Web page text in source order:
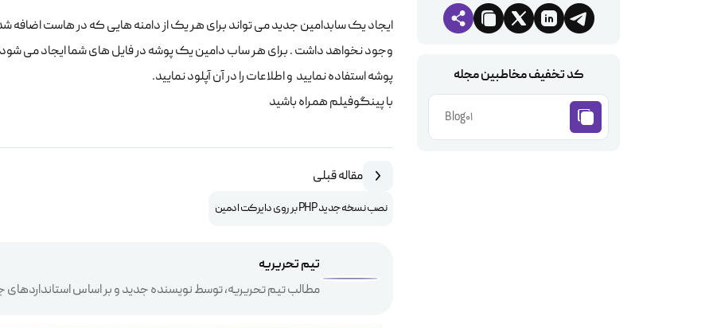
کد تخفیف مخاطبین مجله
Blog01
ایجاد یک سابدامین جدید می تواند برای هر یک از دامنه هایی که در هاست اضافه
وجود نخواهد داشت . برای هر ساب دامین یک پوشه در فایل های شما ایجاد می شود
پوشه استفاده نمایید و اطلاعات را در آن آپلود نمایید.
با پینگوفیلم همراه باشید
مقاله قبلی
نصب نسخه جدید PHP بر روی دایرکت ادمین
تیم تحریریه
مطالب تیم تحریریه، توسط نویسنده جدید و بر اساس